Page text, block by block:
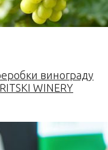
винограду
WINERY